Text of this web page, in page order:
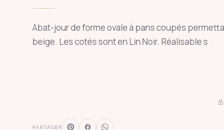
Abat-jour de forme ovale à pans coupés
beige. Les cotés sont en Lin Noir. Réalisable s
PARTAGER